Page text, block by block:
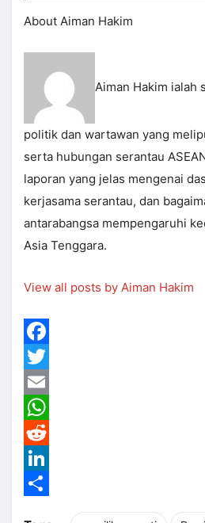
About Aiman Hakim
Aiman Hakim ialah
politik dan wartawan yang
serta hubungan serantau
laporan yang jelas mengenai
kerjasama serantau, dan
antarabangsa mempengaruhi
Asia Tenggara.
View all posts by Aiman Hakim
Facebook
Twitter
Email
WhatsApp
Reddit
LinkedIn